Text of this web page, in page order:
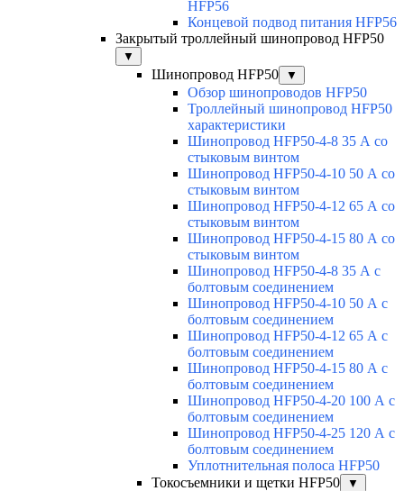
HFP56
Концевой подвод питания HFP56
Закрытый троллейный шинопровод HFP50
▼
Шинопровод HFP50 ▼
Обзор шинопроводов HFP50
Троллейный шинопровод HFP50
характеристики
Шинопровод HFP50-4-8 35 А со
стыковым винтом
Шинопровод HFP50-4-10 50 А со
стыковым винтом
Шинопровод HFP50-4-12 65 А со
стыковым винтом
Шинопровод HFP50-4-15 80 А со
стыковым винтом
Шинопровод HFP50-4-8 35 А с
болтовым соединением
Шинопровод HFP50-4-10 50 А с
болтовым соединением
Шинопровод HFP50-4-12 65 А с
болтовым соединением
Шинопровод HFP50-4-15 80 А с
болтовым соединением
Шинопровод HFP50-4-20 100 А с
болтовым соединением
Шинопровод HFP50-4-25 120 А с
болтовым соединением
Уплотнительная полоса HFP50
Токосъемники и щетки HFP50
▼